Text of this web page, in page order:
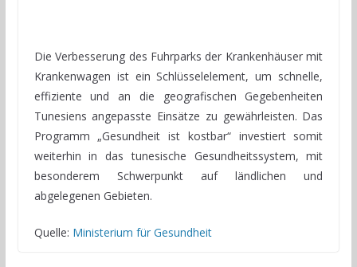
Die Verbesserung des Fuhrparks der Krankenhäuser mit
Krankenwagen ist ein Schlüsselelement, um schnelle,
effiziente und an die geografischen Gegebenheiten
Tunesiens angepasste Einsätze zu gewährleisten. Das
Programm „Gesundheit ist kostbar“ investiert somit
weiterhin in das tunesische Gesundheitssystem, mit
besonderem Schwerpunkt auf ländlichen und
abgelegenen Gebieten.
Quelle: Ministerium für Gesundheit